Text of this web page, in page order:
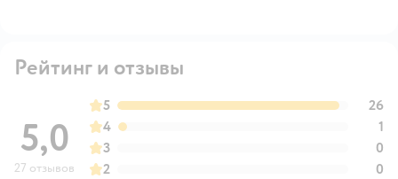
Рейтинг и отзывы
5,0
27 отзывов
5
26
4
1
3
0
2
0